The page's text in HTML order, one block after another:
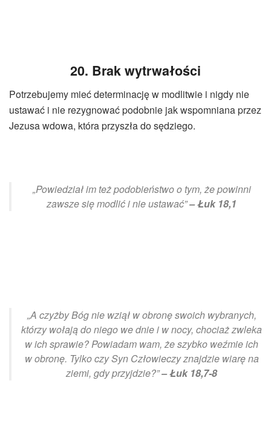
20. Brak wytrwałości
Potrzebujemy mieć determinację w modlitwie i nigdy nie
ustawać i nie rezygnować podobnie jak wspomniana przez
Jezusa wdowa, która przyszła do sędziego.
„Powiedział im też podobieństwo o tym, że powinni
zawsze się modlić i nie ustawać”– Łuk 18,1
„A czyżby Bóg nie wziął w obronę swoich wybranych,
którzy wołają do niego we dnie i w nocy, chociaż zwleka
w ich sprawie? Powiadam wam, że szybko weźmie ich
w obronę. Tylko czy Syn Człowieczy znajdzie wiarę na
ziemi, gdy przyjdzie?”– Łuk 18,7-8